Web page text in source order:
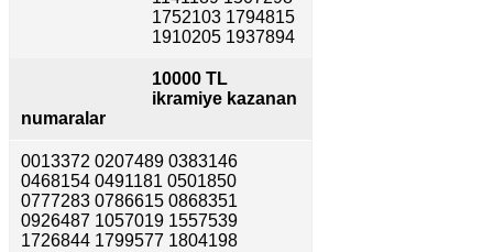
1752103 1794815
1910205 1937894
10000 TL
ikramiye kazanan
numaralar
0013372 0207489 0383146
0468154 0491181 0501850
0777283 0786615 0868351
0926487 1057019 1557539
1726844 1799577 1804198